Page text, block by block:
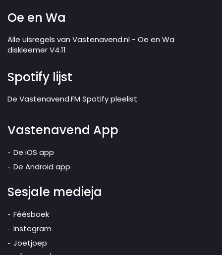
Oe en Wa
Alle uisregels van Vastenavend.nl - Oe en Wa
diskleemer V4.11
Spotify lijst
De Vastenavend.FM Spotify pleelist
Vastenavend App
De iOS app
De Android app
Sesjale medieja
Féésboek
Instegram
Joetjoep